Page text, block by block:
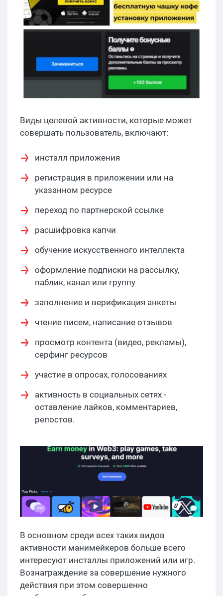
Виды целевой активности, которые может
совершать пользователь, включают:
инсталл приложения
регистрация в приложении или на
указанном ресурсе
переход по партнерской ссылке
расшифровка капчи
обучение искусственного интеллекта
оформление подписки на рассылку,
паблик, канал или группу
заполнение и верификация анкеты
чтение писем, написание отзывов
просмотр контента (видео, рекламы),
серфинг ресурсов
участие в опросах, голосованиях
активность в социальных сетях -
оставление лайков, комментариев,
репостов.
В основном среди всех таких видов
активности манимейкеров больше всего
интересуют инсталлы приложений или игр.
Вознаграждение за совершение нужного
действия при этом совершенно